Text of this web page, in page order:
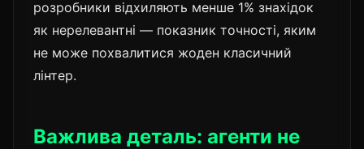
розробники відхиляють менше 1% знахідок
як нерелевантні — показник точності, яким
не може похвалитися жоден класичний
лінтер.
Важлива деталь: агенти не